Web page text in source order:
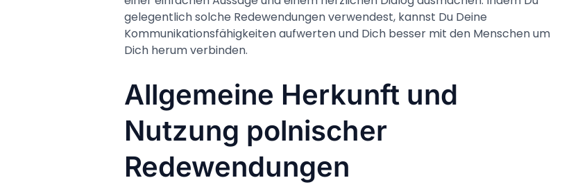
gelegentlich solche Redewendungen verwendest, kannst Du Deine
Kommunikationsfähigkeiten aufwerten und Dich besser mit den Menschen um
Dich herum verbinden.
Allgemeine Herkunft und
Nutzung polnischer
Redewendungen